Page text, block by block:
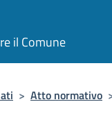
il Comune
> Atto normativo